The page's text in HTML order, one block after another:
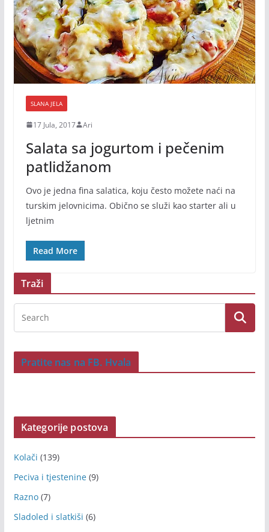
SLANA JELA
17 Jula, 2017 Ari
Salata sa jogurtom i pečenim
patlidžanom
Ovo je jedna fina salatica, koju često možete naći na
turskim jelovnicima. Obično se služi kao starter ali u
ljetnim
Read More
Traži
Pratite nas na FB. Hvala
Kategorije postova
Kolači (139)
Peciva i tjestenine(9)
Razno(7)
Sladoled i slatkiši (6)